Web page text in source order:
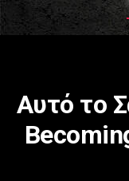
Αυτό το